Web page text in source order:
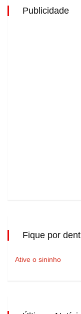
Publicidade
Fique por
Ative o sininho